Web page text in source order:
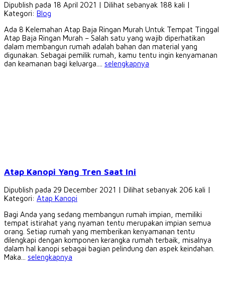
Dipublish pada 18 April 2021 | Dilihat sebanyak 188 kali |
Kategori: Blog
Ada 8 Kelemahan Atap Baja Ringan Murah Untuk Tempat Tinggal
Atap Baja Ringan Murah – Salah satu yang wajib diperhatikan
dalam membangun rumah adalah bahan dan material yang
digunakan. Sebagai pemilik rumah, kamu tentu ingin kenyamanan
dan keamanan bagi keluarga.... selengkapnya
Atap Kanopi Yang Tren Saat Ini
Dipublish pada 29 December 2021 | Dilihat sebanyak 206 kali |
Kategori: Atap Kanopi
Bagi Anda yang sedang membangun rumah impian, memiliki
tempat istirahat yang nyaman tentu merupakan impian semua
orang. Setiap rumah yang memberikan kenyamanan tentu
dilengkapi dengan komponen kerangka rumah terbaik, misalnya
dalam hal kanopi sebagai bagian pelindung dan aspek keindahan.
Maka... selengkapnya